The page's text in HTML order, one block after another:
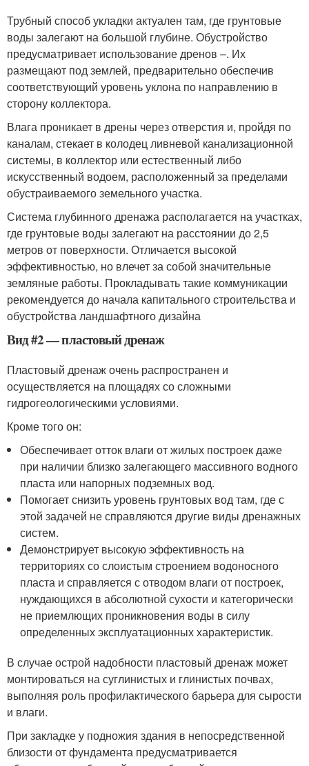
Трубный способ укладки актуален там, где грунтовые
воды залегают на большой глубине. Обустройство
предусматривает использование дренов –. Их
размещают под землей, предварительно обеспечив
соответствующий уровень уклона по направлению в
сторону коллектора.
Влага проникает в дрены через отверстия и, пройдя по
каналам, стекает в колодец ливневой канализационной
системы, в коллектор или естественный либо
искусственный водоем, расположенный за пределами
обустраиваемого земельного участка.
Система глубинного дренажа располагается на участках,
где грунтовые воды залегают на расстоянии до 2,5
метров от поверхности. Отличается высокой
эффективностью, но влечет за собой значительные
земляные работы. Прокладывать такие коммуникации
рекомендуется до начала капитального строительства и
обустройства ландшафтного дизайна
Вид #2 — пластовый дренаж
Пластовый дренаж очень распространен и
осуществляется на площадях со сложными
гидрогеологическими условиями.
Кроме того он:
Обеспечивает отток влаги от жилых построек даже
при наличии близко залегающего массивного водного
пласта или напорных подземных вод.
Помогает снизить уровень грунтовых вод там, где с
этой задачей не справляются другие виды дренажных
систем.
Демонстрирует высокую эффективность на
территориях со слоистым строением водоносного
пласта и справляется с отводом влаги от построек,
нуждающихся в абсолютной сухости и категорически
не приемлющих проникновения воды в силу
определенных эксплуатационных характеристик.
В случае острой надобности пластовый дренаж может
монтироваться на суглинистых и глинистых почвах,
выполняя роль профилактического барьера для сырости
и влаги.
При закладке у подножия здания в непосредственной
близости от фундамента предусматривается